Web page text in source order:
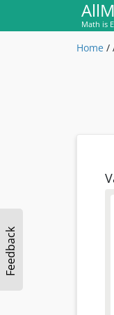
Math is
Feedback
Home /